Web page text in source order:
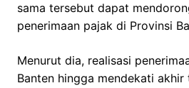
sama tersebut dapat
penerimaan pajak di Provinsi
Menurut dia, realisasi
Banten hingga mendekati